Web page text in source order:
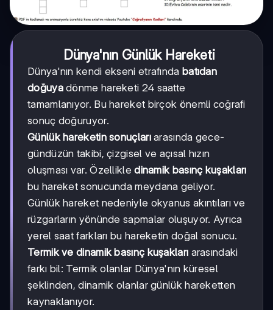
Dünya'nın Günlük Hareketi
Dünya'nın kendi ekseni etrafında batıdan
doğuyadönme hareketi 24 saatte
tamamlanıyor. Bu hareket birçok önemli coğrafi
sonuç doğuruyor.
Günlük hareketin sonuçlarıarasında gece-
gündüzün takibi, çizgisel ve açısal hızın
oluşması var. Özellikledinamik basınç kuşakları
bu hareket sonucunda meydana geliyor.
Günlük hareket nedeniyle okyanus akıntıları ve
rüzgarların yönünde sapmalar oluşuyor. Ayrıca
yerel saat farkları bu hareketin doğal sonucu.
Termik ve dinamik basınç kuşakları arasındaki
farkı bil: Termik olanlar Dünya'nın küresel
şeklinden, dinamik olanlar günlük hareketten
kaynaklanıyor.